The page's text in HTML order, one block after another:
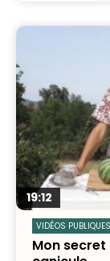
19:12
VIDÉOS PUBLIQUES
Mon secret